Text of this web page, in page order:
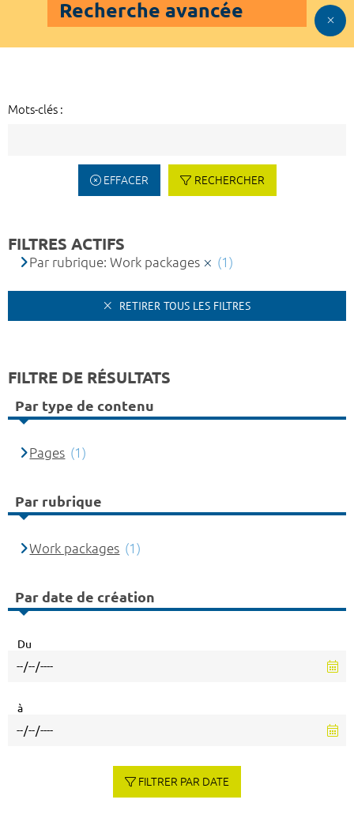
Recherche avancée
Mots-clés :
EFFACER RECHERCHER
FILTRES ACTIFS
Par rubrique: Work packages (1)
RETIRER TOUS LES FILTRES
FILTRE DE RÉSULTATS
Par type de contenu
Pages (1)
Par rubrique
Work packages (1)
Par date de création
Du
à
FILTRER PAR DATE